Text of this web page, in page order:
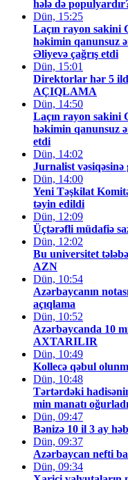
hələ də
Dün, 15:25
Laçın rayon sakini
həkimin qanunsuz
Əliyevə çağrış etdi
Dün, 15:01
Direktorlar hər 5
AÇIQLAMA
Dün, 14:50
Laçın rayon sakini
həkimin qanunsuz
etdi
Dün, 14:02
Jurnalist vəsiqəsinə
Dün, 14:00
Yeni Təşkilat
təyin edildi
Dün, 12:09
Üçtərəfli müdafiə
Dün, 12:02
Bu universitet
AZN
Dün, 10:54
Azərbaycanın
açıqlama
Dün, 10:52
Azərbaycanda 10
AXTARILIR
Dün, 10:49
Kollecə qəbul
Dün, 10:48
Tərtərdəki
min manatı oğurladı
Dün, 09:47
Bənizə 10 il 3 ay
Dün, 09:37
Azərbaycan nefti
Dün, 09:34